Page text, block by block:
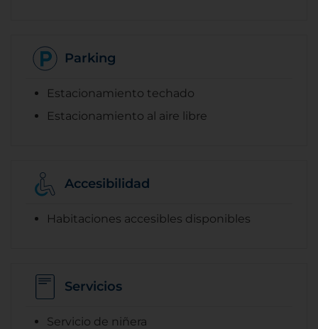
Parking
Estacionamiento techado
Estacionamiento al aire libre
Accesibilidad
Habitaciones accesibles disponibles
Servicios
Servicio de niñera